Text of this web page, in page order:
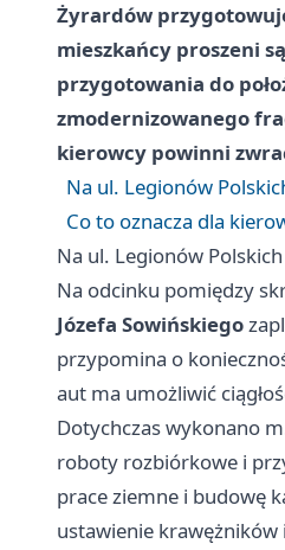
Żyrardów
mieszkańcy proszeni
przygotowania do
zmodernizowanego
kierowcy powinni
Na ul. Legionów
Co to oznacza dla
Na ul. Legionów
Na odcinku pomiędzy
Józefa Sowińskiego
przypomina o
aut ma umożliwić
Dotychczas wykonano
roboty rozbiórkowe i
prace ziemne i budowę
ustawienie krawężników